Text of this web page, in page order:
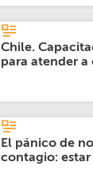
Chile.
para atender a
El pánico de
contagio: